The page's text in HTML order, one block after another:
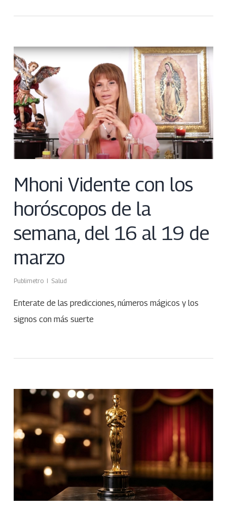
Mhoni Vidente con los
horóscopos de la
semana, del 16 al 19 de
marzo
Publimetro Salud
Enterate de las predicciones, números mágicos y los
signos con más suerte